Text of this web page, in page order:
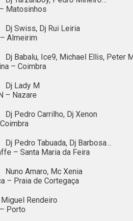
Matosinhos
Swiss, Dj Rui Leiria
Almeirim
Babalu, Ice9, Michael Ellis, Peter
– Coimbra
Lady M
– Nazare
Pedro Carrilho, Dj Xenon
Pedro Tabuada, Dj Barbosa…
– Santa Maria da Feira
Amaro, Mc Xenia
– Praia de Cortegaça
Rendeiro
Porto